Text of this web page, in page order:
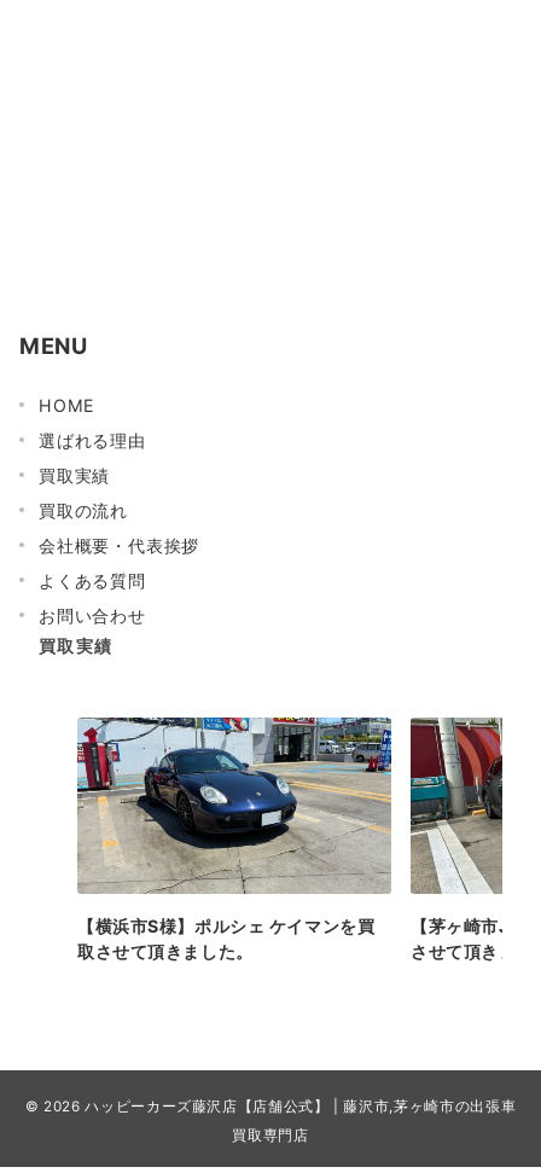
MENU
HOME
選ばれる理由
買取実績
買取の流れ
会社概要・代表挨拶
よくある質問
お問い合わせ
買取実績
【横浜市S様】ポルシェ ケイマンを買
取させて頂きました。
【茅ヶ崎市J様
させて頂きまし
© 2026ハッピーカーズ藤沢店【店舗公式】 | 藤沢市,茅ヶ崎市の出張車
買取専門店